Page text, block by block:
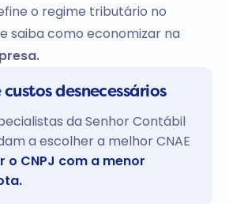
o regime tributário no
saiba como economizar na
custos desnecessários
da Senhor Contábil
a escolher a melhor CNAE
o CNPJ com a menor